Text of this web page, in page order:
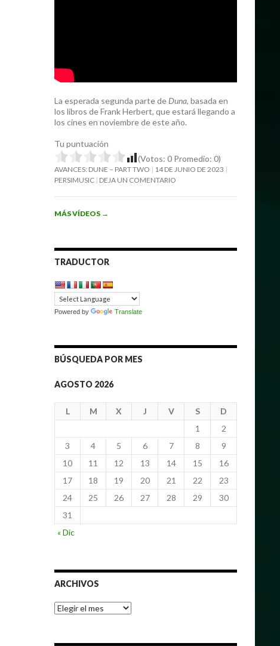
La esperada segunda parte de Duna, basada en
los libros de Frank Herbert, que estará llegando a
los cines en noviembre de este año.
Tu puntuación
(Votos: 0 Promedio: 0)
AVANCES: DUNE – PART TWO
14 DE JUNIO DE 2023
PERSIMUSIC DEJA UN COMENTARIO
MÁS VÍDEOS →
TRADUCTOR
Powered by Translate
BÚSQUEDA POR MES
AGOSTO 2026
L M X J V S
D
1
2
3
4 5 6 7 8
9
10
11 12 13 14 15
16
17
18 19 20 21 22
23
24
25 26 27 28 29
30
31
« Dic
ARCHIVOS
Archivos